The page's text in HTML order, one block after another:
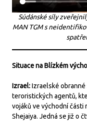
Súdánské síly
MAN TGM s
Situace na Blízkém
Izrael:Izraelské obranné
teroristických agentů,
vojáků ve východní části
Shejaiya. Jedná se již o